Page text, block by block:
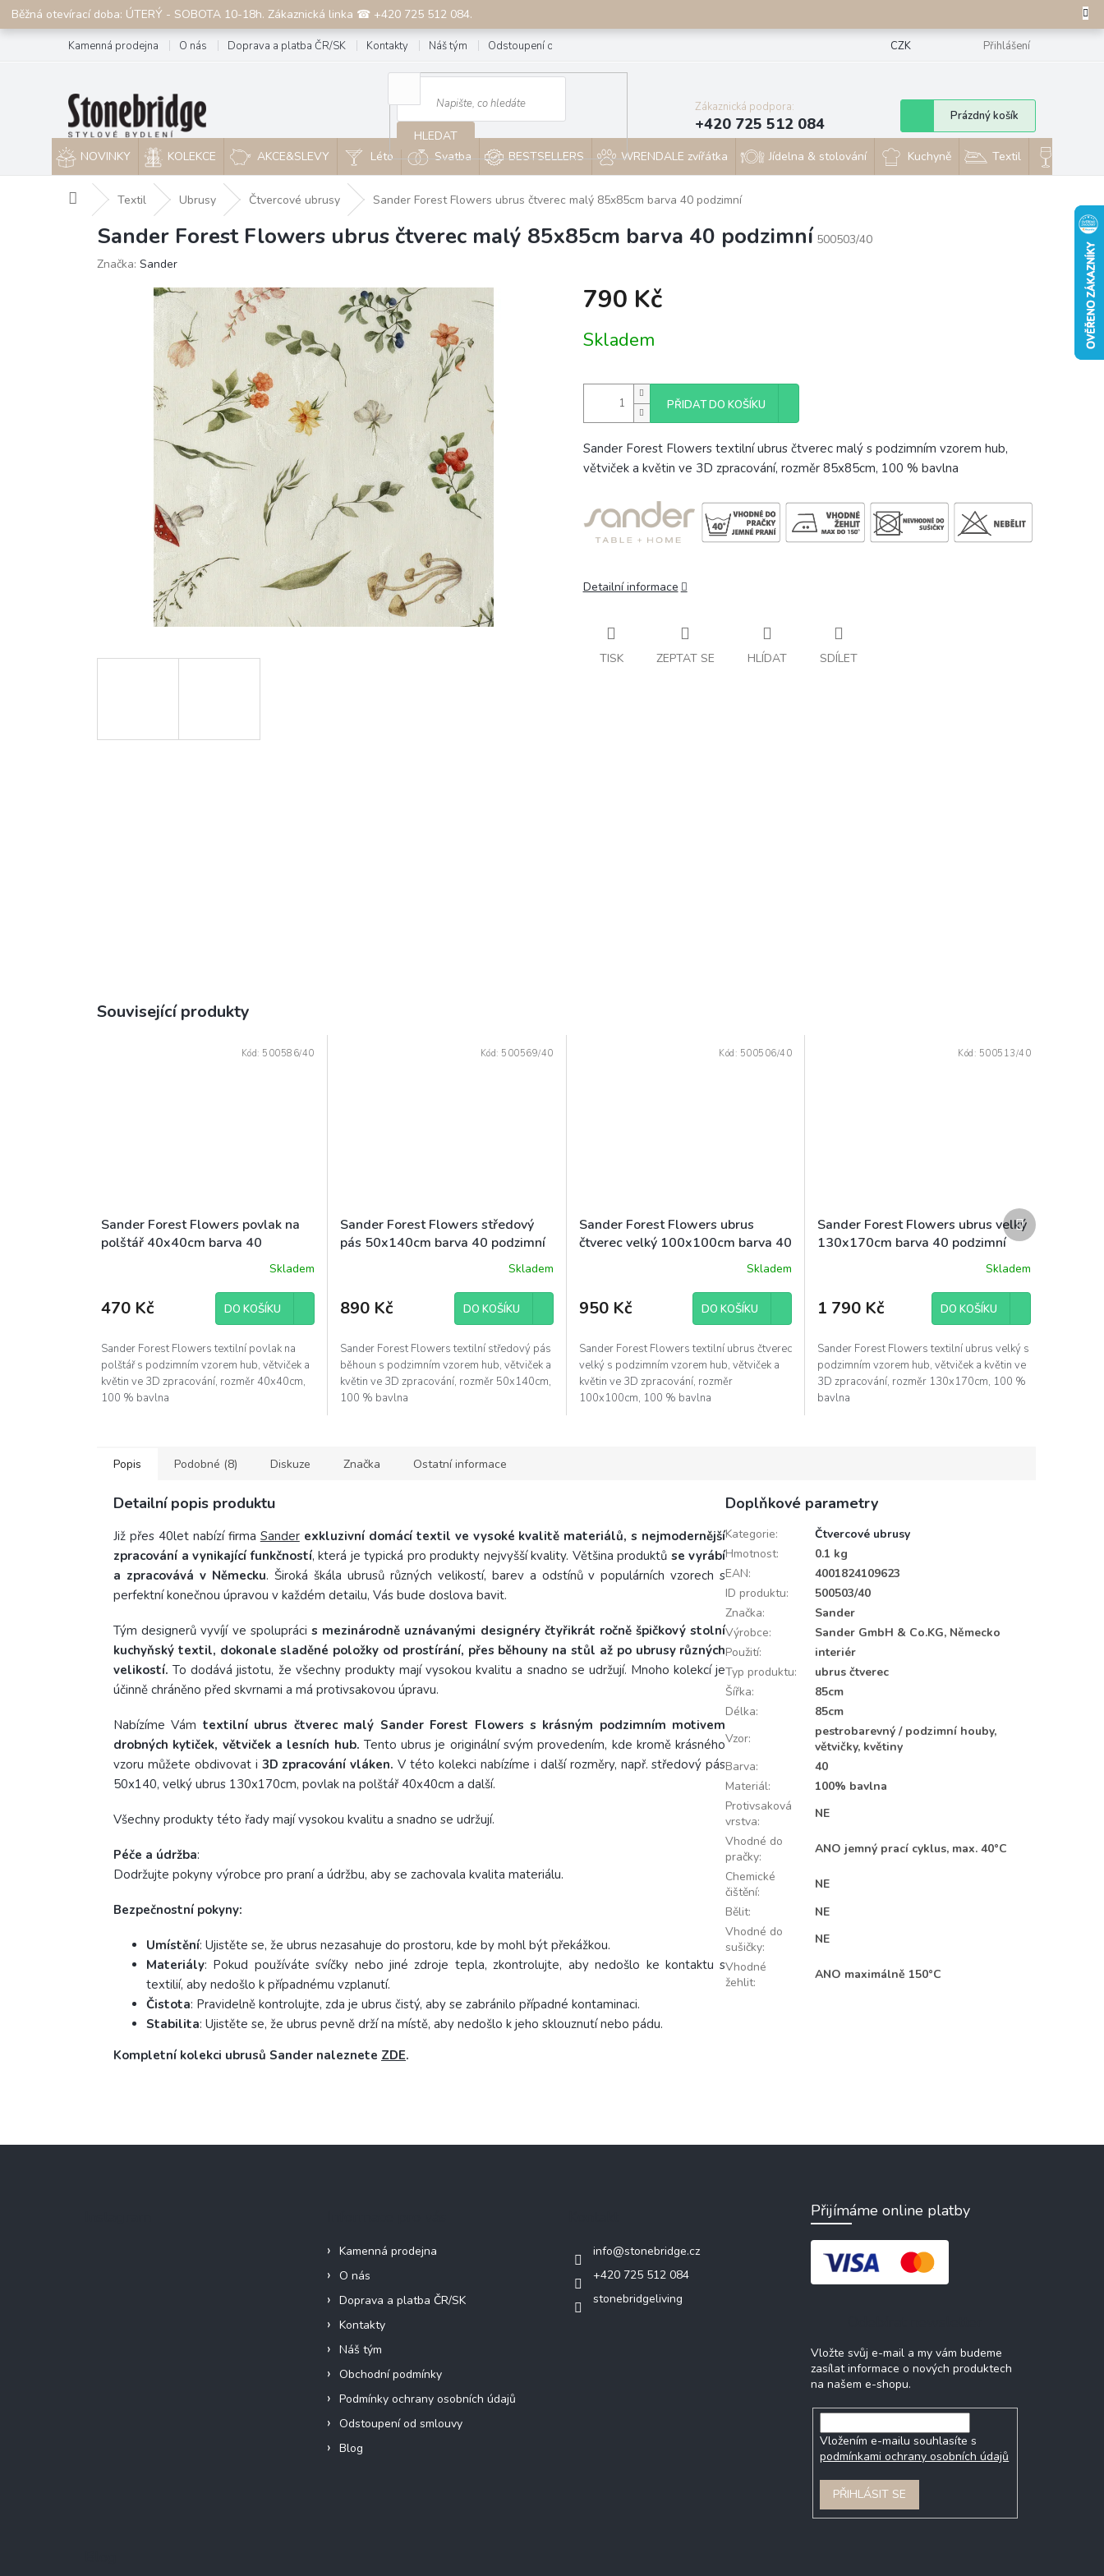
PřejítBěžná otevírací doba: ÚTERÝ - SOBOTA 10-18h. Zákaznická linka ☎ +420 725 512 084.
Kamenná prodejna O nás Doprava a platba ČR/SK Kontakty Náš tým Odstoupení od smlouvy CZK Přihlášení
HLEDAT
Zákaznická podpora:
+420 725 512 084
Nákupní
košík
Prázdný košík
NOVINKY KOLEKCE AKCE&SLEVY Léto Svatba BESTSELLERS WRENDALE zvířátka Jídelna & stolování Kuchyně Textil
Domů Textil Ubrusy Čtvercové ubrusy Sander Forest Flowers ubrus čtverec malý 85x85cm barva 40 podzimní
Sander Forest Flowers ubrus čtverec malý 85x85cm barva 40 podzimní 500503/40
Značka: Sander
790 Kč
cena:
Skladem
PŘIDAT DO KOŠÍKU
Sander Forest Flowers textilní ubrus čtverec malý s podzimním vzorem hub,
větviček a květin ve 3D zpracování, rozměr 85x85cm, 100 % bavlna
Detailní informace
TISK ZEPTAT SE HLÍDAT SDÍLET
Související produkty
Sander Forest Flowers povlak na
polštář 40x40cm barva 40
Skladem
470 Kč DO KOŠÍKU
Sander Forest Flowers textilní povlak na
polštář s podzimním vzorem hub, větviček a
květin ve 3D zpracování, rozměr 40x40cm,
100 % bavlna
Kód: 500586/40
Sander Forest Flowers středový
pás 50x140cm barva 40 podzimní
Skladem
890 Kč DO KOŠÍKU
Sander Forest Flowers textilní středový pás
běhoun s podzimním vzorem hub, větviček a
květin ve 3D zpracování, rozměr 50x140cm,
100 % bavlna
Kód: 500569/40
Sander Forest Flowers ubrus
čtverec velký 100x100cm barva 40
Skladem
950 Kč DO KOŠÍKU
Sander Forest Flowers textilní ubrus čtverec
velký s podzimním vzorem hub, větviček a
květin ve 3D zpracování, rozměr
100x100cm, 100 % bavlna
Kód: 500506/40
Sander Forest Flowers ubrus velký
130x170cm barva 40 podzimní
Skladem
1 790 Kč DO KOŠÍKU
Sander Forest Flowers textilní ubrus velký s
podzimním vzorem hub, větviček a květin ve
3D zpracování, rozměr 130x170cm, 100 %
bavlna
Kód: 500513/40
Další
produkt
Popis Podobné (8) Diskuze Značka Ostatní informace
Detailní popis produktu
Již přes 40let nabízí firma Sander exkluzivní domácí textil ve vysoké kvalitě materiálů, s nejmodernější
zpracování a vynikající funkčností, která je typická pro produkty nejvyšší kvality. Většina produktů se vyrábí
a zpracovává v Německu. Široká škála ubrusů různých velikostí, barev a odstínů v populárních vzorech s
perfektní konečnou úpravou v každém detailu, Vás bude doslova bavit.
Tým designerů vyvíjí ve spolupráci s mezinárodně uznávanými designéry čtyřikrát ročně špičkový stolní
kuchyňský textil, dokonale sladěné položky od prostírání, přes běhouny na stůl až po ubrusy různých
velikostí. To dodává jistotu, že všechny produkty mají vysokou kvalitu a snadno se udržují. Mnoho kolekcí je
účinně chráněno před skvrnami a má protivsakovou úpravu.
Nabízíme Vám textilní ubrus čtverec malý Sander Forest Flowers s krásným podzimním motivem
drobných kytiček, větviček a lesních hub. Tento ubrus je originální svým provedením, kde kromě krásného
vzoru můžete obdivovat i 3D zpracování vláken.V této kolekci nabízíme i další rozměry, např. středový pás
50x140, velký ubrus 130x170cm, povlak na polštář 40x40cm a další.
Všechny produkty této řady mají vysokou kvalitu a snadno se udržují.
Péče a údržba:
Dodržujte pokyny výrobce pro praní a údržbu, aby se zachovala kvalita materiálu.
Bezpečnostní pokyny:
Umístění: Ujistěte se, že ubrus nezasahuje do prostoru, kde by mohl být překážkou.
Materiály: Pokud používáte svíčky nebo jiné zdroje tepla, zkontrolujte, aby nedošlo ke kontaktu s
textilií, aby nedošlo k případnému vzplanutí.
Čistota: Pravidelně kontrolujte, zda je ubrus čistý, aby se zabránilo případné kontaminaci.
Stabilita: Ujistěte se, že ubrus pevně drží na místě, aby nedošlo k jeho sklouznutí nebo pádu.
Kompletní kolekci ubrusů Sander naleznete ZDE.
Doplňkové parametry
Kategorie:
Čtvercové ubrusy
Hmotnost:
0.1 kg
EAN:
4001824109623
ID produktu:
500503/40
Značka:
Sander
Výrobce:
Sander GmbH & Co.KG, Německo
Použití:
interiér
Typ produktu:
ubrus čtverec
Šířka:
85cm
Délka:
85cm
Vzor:
pestrobarevný / podzimní houby,
větvičky, květiny
Barva:
40
Materiál:
100% bavlna
Protivsaková
vrstva:
NE
Vhodné do
pračky:
ANO jemný prací cyklus, max. 40°C
Chemické
čištění:
NE
Bělit:
NE
Vhodné do
sušičky:
NE
Vhodné
žehlit:
ANO maximálně 150°C
Kamenná prodejna
O nás
Doprava a platba ČR/SK
Kontakty
Náš tým
Obchodní podmínky
Podmínky ochrany osobních údajů
Odstoupení od smlouvy
Blog
info@stonebridge.cz
+420 725 512 084
stonebridgeliving
Přijímáme online platby
Vložte svůj e-mail a my vám budeme
zasílat informace o nových produktech
na našem e-shopu.
Vložením e-mailu souhlasíte s
podmínkami ochrany osobních údajů
PŘIHLÁSIT SE